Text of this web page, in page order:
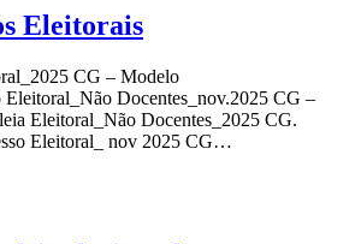
Eleitorais
CG – Modelo
Eleitoral_Não Docentes_nov.2025 CG –
Eleitoral_Não Docentes_2025 CG.
Eleitoral_ nov 2025 CG…